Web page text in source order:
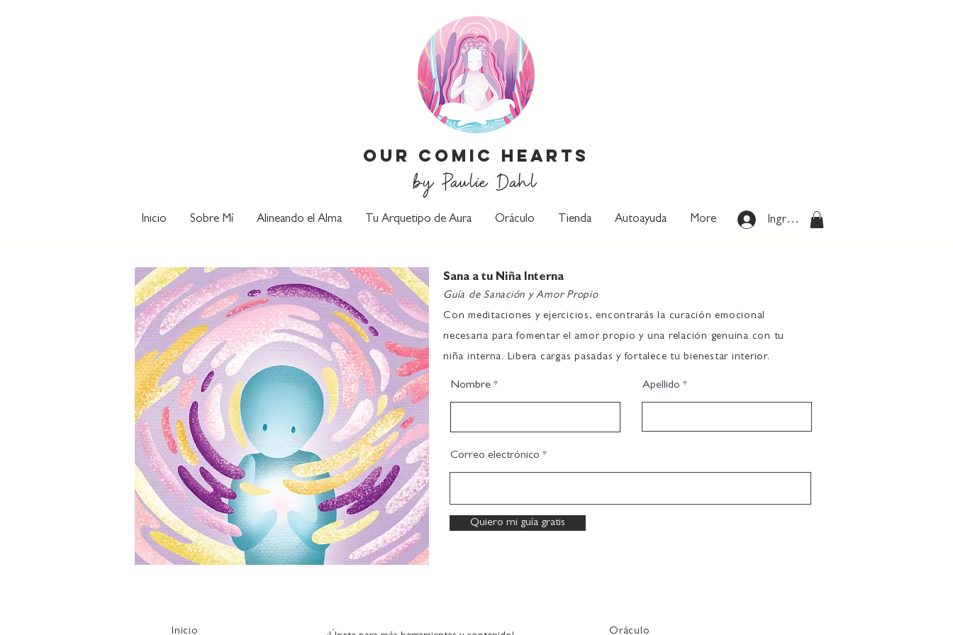
our comic hearts
by Paulie Dahl
Inicio Sobre Mí Alineando el Alma Tu Arquetipo de Aura Oráculo Tienda Autoayuda More Ingresar
Sana a tu Niña Interna
Guía de Sanación y Amor Propio
Con meditaciones y ejercicios, encontrarás la curación emocional
necesaria para fomentar el amor propio y una relación genuina con tu
niña interna. Libera cargas pasadas y fortalece tu bienestar interior.
Nombre Apellido
Correo electrónico
Quiero mi guía gratis
Inicio Oráculo